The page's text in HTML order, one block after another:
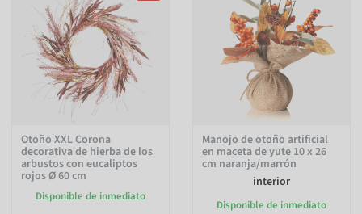
Otoño XXL Corona
decorativa de hierba de los
arbustos con eucaliptos
rojos Ø 60 cm
Disponible de inmediato
Manojo de otoño artificial
en maceta de yute 10 x 26
cm naranja/marrón
interior
Disponible de inmediato